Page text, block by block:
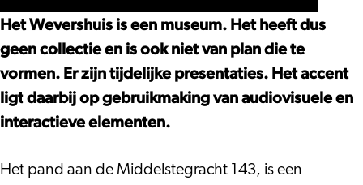
Wevershuis
het
Leids
Wevershuis
het
Leids
Wevershuis
Het Wevershuis is een museum. Het heeft dus
geen collectie en is ook niet van plan die te
vormen. Er zijn tijdelijke presentaties. Het accent
ligt daarbij op gebruikmaking van audiovisuele en
interactieve elementen.
Het pand aan de Middelstegracht 143, is een